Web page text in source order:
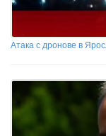
Атака с дронове в